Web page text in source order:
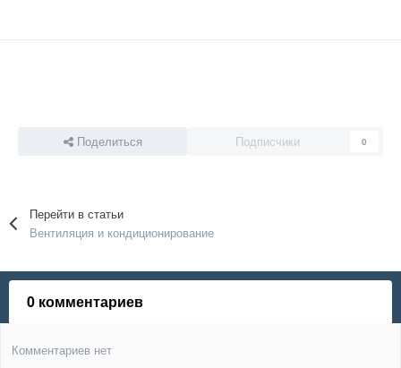
Поделиться Подписчики 0
Перейти в статьи
Вентиляция и кондиционирование
0 комментариев
Комментариев нет